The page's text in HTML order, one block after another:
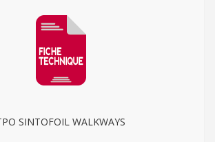
SINTOFOIL WALKWAYS